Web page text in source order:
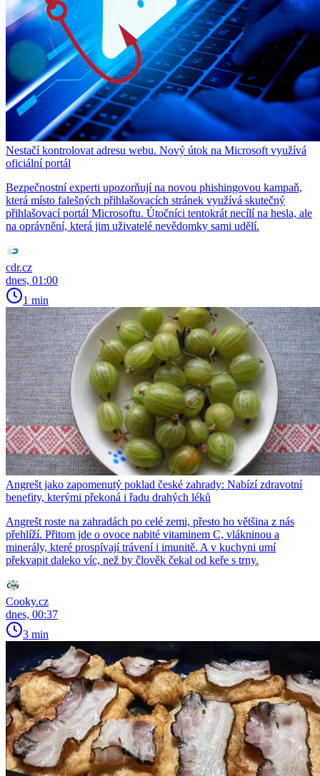
Nestačí kontrolovat adresu webu. Nový útok na Microsoft využívá
oficiální portál
Bezpečnostní experti upozorňují na novou phishingovou kampaň,
která místo falešných přihlašovacích stránek využívá skutečný
přihlašovací portál Microsoftu. Útočníci tentokrát necílí na hesla, ale
na oprávnění, která jim uživatelé nevědomky sami udělí.
cdr.cz
dnes, 01:00
1 min
Angrešt jako zapomenutý poklad české zahrady: Nabízí zdravotní
benefity, kterými překoná i řadu drahých léků
Angrešt roste na zahradách po celé zemi, přesto ho většina z nás
přehlíží. Přitom jde o ovoce nabité vitaminem C, vlákninou a
minerály, které prospívají trávení i imunitě. A v kuchyni umí
překvapit daleko víc, než by člověk čekal od keře s trny.
Cooky.cz
dnes, 00:37
3 min